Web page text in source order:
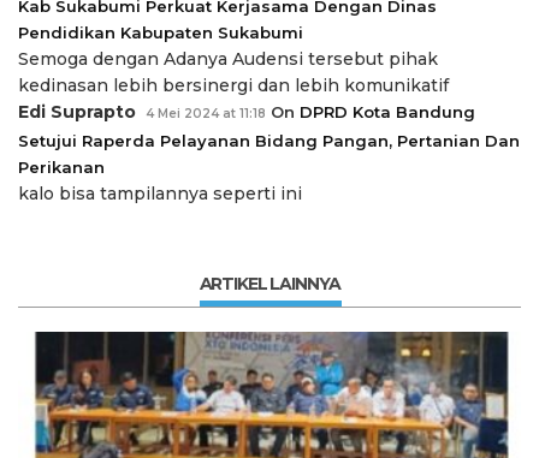
Kab Sukabumi Perkuat Kerjasama Dengan Dinas
Pendidikan Kabupaten Sukabumi
Semoga dengan Adanya Audensi tersebut pihak
kedinasan lebih bersinergi dan lebih komunikatif
Edi Suprapto
4 Mei 2024 at 11:18 On DPRD Kota Bandung
Setujui Raperda Pelayanan Bidang Pangan, Pertanian Dan
Perikanan
kalo bisa tampilannya seperti ini
ARTIKEL LAINNYA